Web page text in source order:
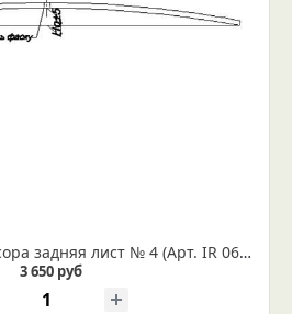
HYUNDAI HD 120 рессора задняя лист № 4 (Арт. IR 06-09-04)
3 650 руб